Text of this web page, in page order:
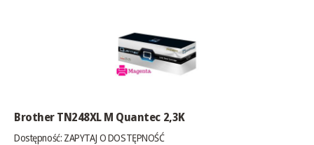
Brother TN248XL M Quantec 2,3K
Dostępność: ZAPYTAJ O DOSTĘPNOŚĆ